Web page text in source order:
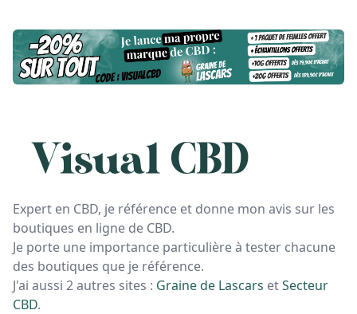
Expert en CBD, je référence et donne mon avis sur les
boutiques en ligne de CBD.
Je porte une importance particulière à tester chacune
des boutiques que je référence.
J'ai aussi 2 autres sites : Graine de Lascars etSecteur
CBD.